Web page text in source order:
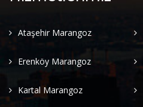
Ataşehir Marangoz
Erenköy Marangoz
Kartal Marangoz